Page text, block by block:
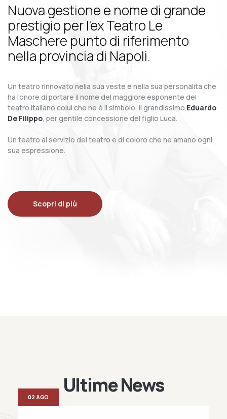
Nuova gestione e nome di grande
prestigio per l’ex Teatro Le
Maschere punto di riferimento
nella provincia di Napoli.
Un teatro rinnovato nella sua veste e nella sua personalità che
ha l’onore di portare il nome del maggiore esponente del
teatro italiano colui che ne è il simbolo, il grandissimo Eduardo
De Filippo, per gentile concessione del figlio Luca.
Un teatro al servizio del teatro e di coloro che ne amano ogni
sua espressione.
Scopri di più
Ultime News
02 AGO